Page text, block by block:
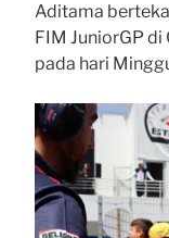
Aditama
FIM JuniorGP
pada hari